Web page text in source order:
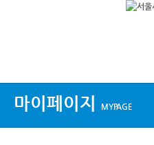
마이페이지 MYPAGE